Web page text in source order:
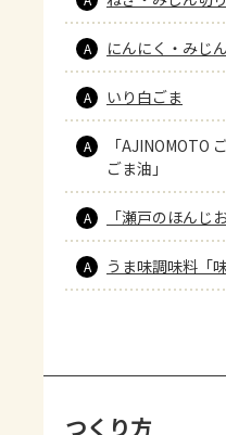
A にんにく・みじ
A いり白ごま
A
「AJINOMOTO
ごま油」
A 「瀬戸のほんじお
A うま味調味料「
つくり方